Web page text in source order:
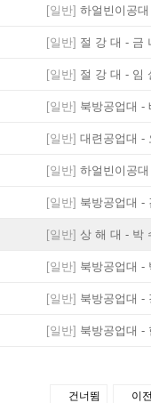
[일반] 하얼빈이공
[일반] 절 강 대 - 금
[일반] 절 강 대 - 임
[일반] 북방공업대 -
[일반] 대련공업대 -
[일반] 하얼빈이공
[일반] 북방공업대 -
[일반] 상 해 대 - 박
[일반] 북방공업대 -
[일반] 북방공업대 -
[일반] 북방공업대 -
건너뜀 이